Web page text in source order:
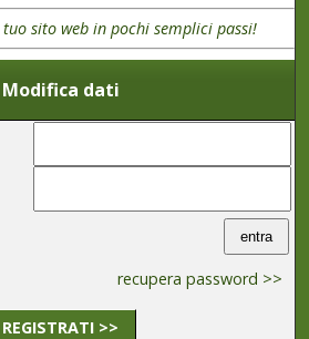
sito web in pochi semplici passi!
Modifica dati
recupera password >>
REGISTRATI >>